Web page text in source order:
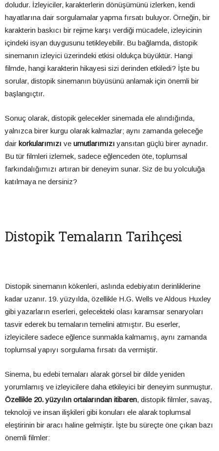
doludur. İzleyiciler, karakterlerin dönüşümünü izlerken, kendi
hayatlarına dair sorgulamalar yapma fırsatı buluyor. Örneğin, bir
karakterin baskıcı bir rejime karşı verdiği mücadele, izleyicinin
içindeki isyan duygusunu tetikleyebilir. Bu bağlamda, distopik
sinemanın izleyici üzerindeki etkisi oldukça büyüktür. Hangi
filmde, hangi karakterin hikayesi sizi derinden etkiledi? İşte bu
sorular, distopik sinemanın büyüsünü anlamak için önemli bir
başlangıçtır.
Sonuç olarak, distopik gelecekler sinemada ele alındığında,
yalnızca birer kurgu olarak kalmazlar; aynı zamanda geleceğe
dair korkularımızı ve umutlarımızı yansıtan güçlü birer aynadır.
Bu tür filmleri izlemek, sadece eğlenceden öte, toplumsal
farkındalığımızı artıran bir deneyim sunar. Siz de bu yolculuğa
katılmaya ne dersiniz?
Distopik Temaların Tarihçesi
Distopik sinemanın kökenleri, aslında edebiyatın derinliklerine
kadar uzanır. 19. yüzyılda, özellikle H.G. Wells ve Aldous Huxley
gibi yazarların eserleri, gelecekteki olası karamsar senaryoları
tasvir ederek bu temaların temelini atmıştır. Bu eserler,
izleyicilere sadece eğlence sunmakla kalmamış, aynı zamanda
toplumsal yapıyı sorgulama fırsatı da vermiştir.
Sinema, bu edebi temaları alarak görsel bir dilde yeniden
yorumlamış ve izleyicilere daha etkileyici bir deneyim sunmuştur.
Özellikle 20. yüzyılın ortalarından itibaren, distopik filmler, savaş,
teknoloji ve insan ilişkileri gibi konuları ele alarak toplumsal
eleştirinin bir aracı haline gelmiştir. İşte bu süreçte öne çıkan bazı
önemli filmler: